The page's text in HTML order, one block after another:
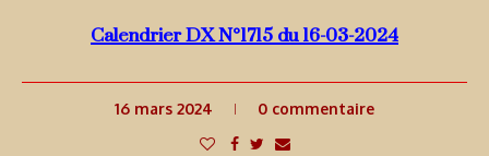
Calendrier DX N°1715 du 16-03-2024
16 mars 2024 0 commentaire